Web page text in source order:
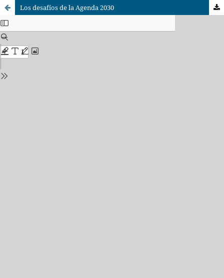
Los desafíos de la Agenda 2030